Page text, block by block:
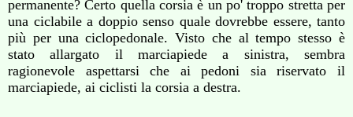
permanente? Certo quella corsia è un po' troppo stretta per
una ciclabile a doppio senso quale dovrebbe essere, tanto
più per una ciclopedonale. Visto che al tempo stesso è
stato allargato il marciapiede a sinistra, sembra
ragionevole aspettarsi che ai pedoni sia riservato il
marciapiede, ai ciclisti la corsia a destra.